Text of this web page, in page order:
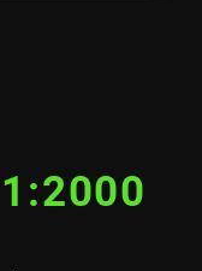
1:2000